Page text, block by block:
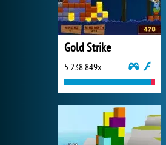
Gold Strike
5 238 849x